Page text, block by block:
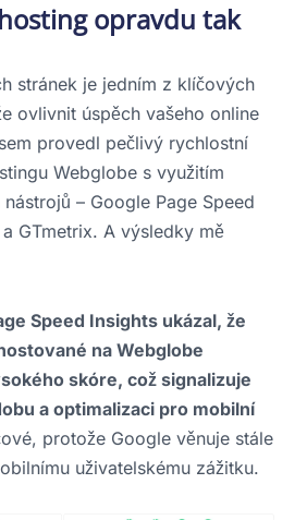
opravdu tak
stránek je jedním z klíčových
ovlivnit úspěch vašeho online
provedl pečlivý rychlostní
Webglobe s využitím
– Google Page Speed
GTmetrix. A výsledky mě
Speed Insights ukázal, že
na Webglobe
skóre, což signalizuje
a optimalizaci pro mobilní
protože Google věnuje stále
uživatelskému zážitku.